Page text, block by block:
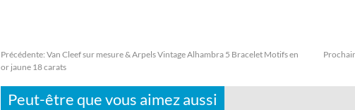
Précédente: Van Cleef sur mesure & Arpels Vintage Alhambra 5 Bracelet Motifs en
or jaune 18 carats
Peut-être que vous aimez aussi